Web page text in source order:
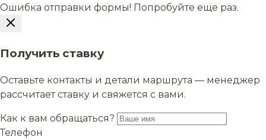
Ошибка отправки формы! Попробуйте еще раз.
Получить ставку
Оставьте контакты и детали маршрута — менеджер
рассчитает ставку и свяжется с вами.
Как к вам обращаться?
Телефон